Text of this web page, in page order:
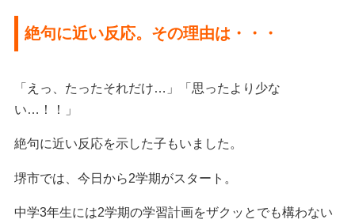
絶句に近い反応。その理由は・・・
「えっ、たったそれだけ…」「思ったより少な
い…！！」
絶句に近い反応を示した子もいました。
堺市では、今日から2学期がスタート。
中学3年生には2学期の学習計画をザクッとでも構わない